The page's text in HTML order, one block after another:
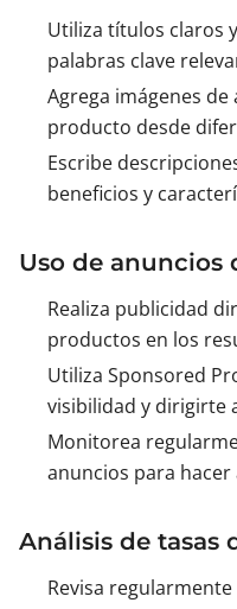
Utiliza títulos claros
palabras clave
Agrega imágenes
producto desde
Escribe
beneficios y
Uso de anuncios
Realiza publicidad
productos en los
Utiliza Sponsored
visibilidad y dirigirte
Monitorea
anuncios para hacer
Análisis de tasas
Revisa regularmente